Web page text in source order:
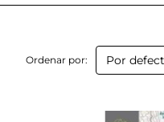
Ordenar por: